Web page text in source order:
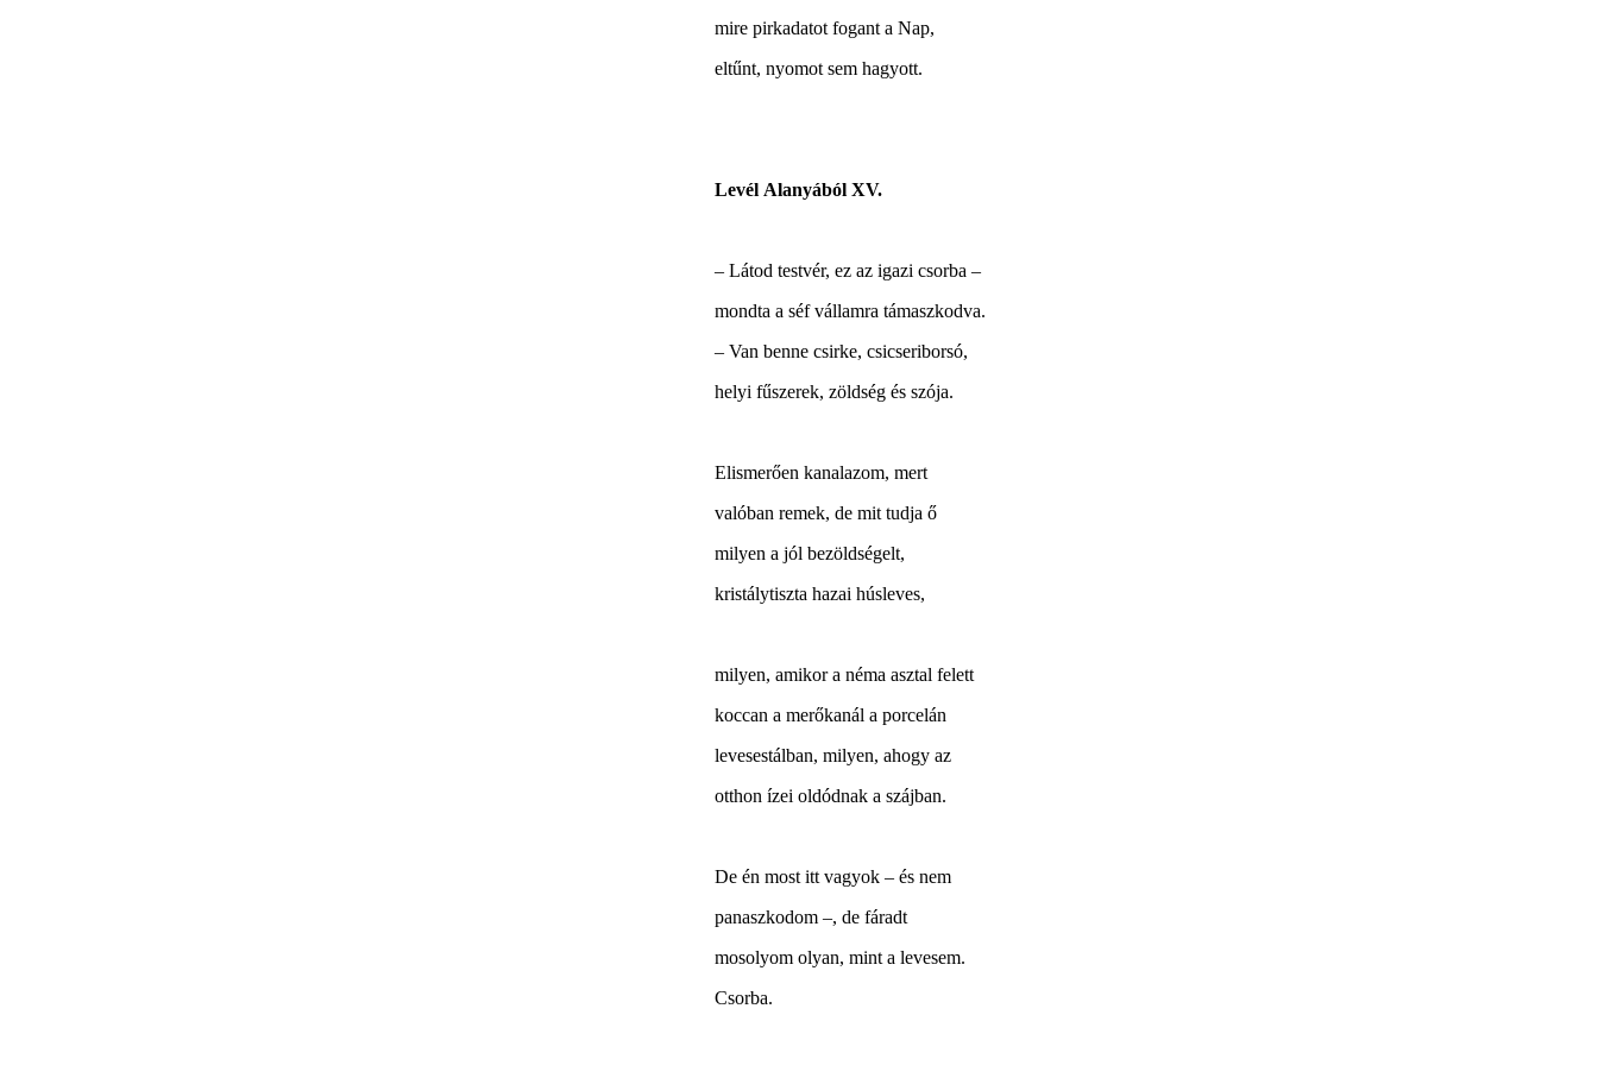
mire pirkadatot fogant a Nap,
eltűnt, nyomot sem hagyott.
Levél Alanyából XV.
– Látod testvér, ez az igazi csorba –
mondta a séf vállamra támaszkodva.
– Van benne csirke, csicseriborsó,
helyi fűszerek, zöldség és szója.
Elismerően kanalazom, mert
valóban remek, de mit tudja ő
milyen a jól bezöldségelt,
kristálytiszta hazai húsleves,
milyen, amikor a néma asztal felett
koccan a merőkanál a porcelán
levesestálban, milyen, ahogy az
otthon ízei oldódnak a szájban.
De én most itt vagyok – és nem
panaszkodom –, de fáradt
mosolyom olyan, mint a levesem.
Csorba.